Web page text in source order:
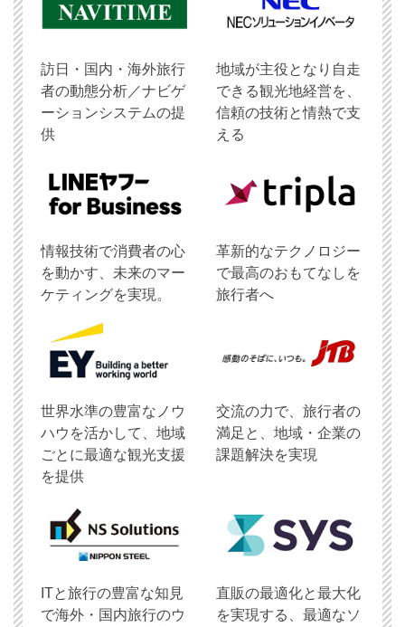
訪日・国内・海外旅行
者の動態分析／ナビゲ
ーションシステムの提
供
地域が主役となり自走
できる観光地経営を、
信頼の技術と情熱で支
える
情報技術で消費者の心
を動かす、未来のマー
ケティングを実現。
革新的なテクノロジー
で最高のおもてなしを
旅行者へ
世界水準の豊富なノウ
ハウを活かして、地域
ごとに最適な観光支援
を提供
交流の力で、旅行者の
満足と、地域・企業の
課題解決を実現
ITと旅行の豊富な知見
で海外・国内旅行のウ
直販の最適化と最大化
を実現する、最適なソ